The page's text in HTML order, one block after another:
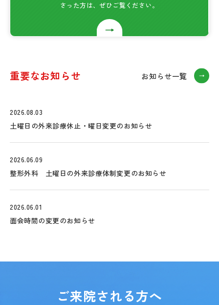
さった方は、ぜひご覧ください。
重要なお知らせ お知らせ一覧
2026.08.03
土曜日の外来診療休止・曜日変更のお知らせ
2026.06.09
整形外科 土曜日の外来診療体制変更のお知らせ
2026.06.01
面会時間の変更のお知らせ
ご来院される方へ